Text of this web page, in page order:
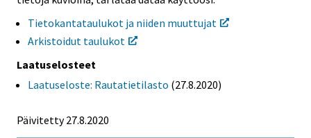
Tietokantataulukot ja niiden muuttujat
Arkistoidut taulukot
Laatuselosteet
Laatuseloste: Rautatietilasto (27.8.2020)
Päivitetty 27.8.2020